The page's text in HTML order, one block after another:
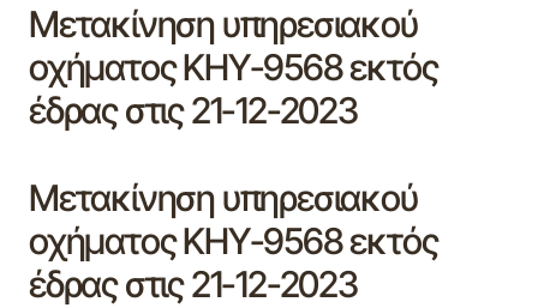
Μετακίνηση υπηρεσιακού
οχήματος ΚΗΥ-9568 εκτός
έδρας στις 21-12-2023
Μετακίνηση υπηρεσιακού
οχήματος ΚΗΥ-9568 εκτός
έδρας στις 21-12-2023